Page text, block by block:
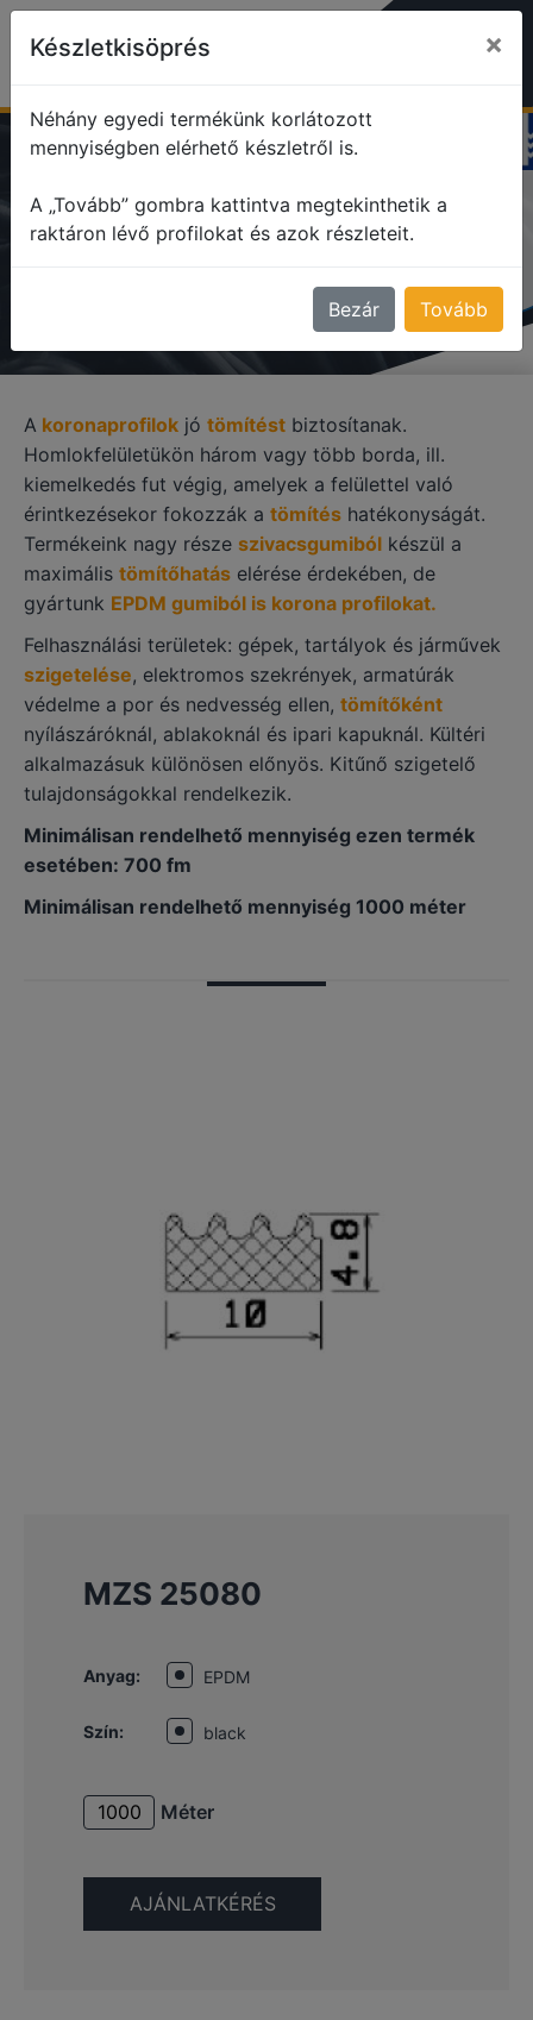
profile Korona profilok
A koronaprofilok jó tömítést biztosítanak.
Homlokfelületükön három vagy több borda, ill.
kiemelkedés fut végig, amelyek a felülettel való
érintkezésekor fokozzák a tömítés hatékonyságát.
Termékeink nagy része szivacsgumiból készül a
maximális tömítőhatás elérése érdekében, de
gyártunk EPDM gumiból is korona profilokat.
Felhasználási területek: gépek, tartályok és járművek
szigetelése, elektromos szekrények, armatúrák
védelme a por és nedvesség ellen, tömítőként
nyílászáróknál, ablakoknál és ipari kapuknál. Kültéri
alkalmazásuk különösen előnyös. Kitűnő szigetelő
tulajdonságokkal rendelkezik.
Minimálisan rendelhető mennyiség ezen termék
esetében: 700 fm
Minimálisan rendelhető mennyiség 1000 méter
MZS 25080
Anyag: EPDM
Szín: black
Méter
Készletkisöprés ×
Néhány egyedi termékünk korlátozott
mennyiségben elérhető készletről is.
A „Tovább” gombra kattintva megtekinthetik a
raktáron lévő profilokat és azok részleteit.
Bezár Tovább